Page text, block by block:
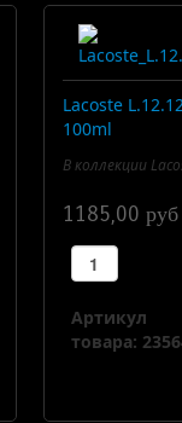
Lacoste
100ml
В коллекции
1185,00 руб
Артикул
товара: